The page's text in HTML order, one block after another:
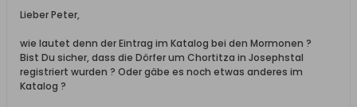
Lieber Peter,
wie lautet denn der Eintrag im Katalog bei den Mormonen ?
Bist Du sicher, dass die Dörfer um Chortitza in Josephstal
registriert wurden ? Oder gäbe es noch etwas anderes im
Katalog ?